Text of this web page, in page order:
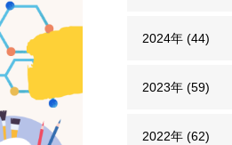
2024年 (44)
2023年 (59)
2022年 (62)